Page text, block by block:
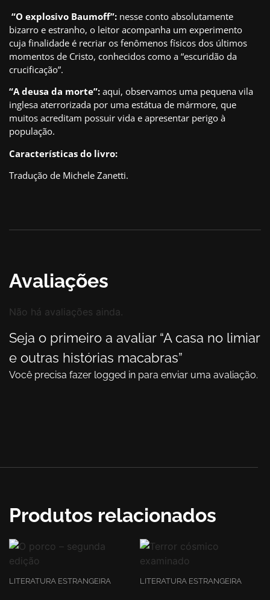
“O explosivo Baumoff”: nesse conto absolutamente
bizarro e estranho, o leitor acompanha um experimento
cuja finalidade é recriar os fenômenos físicos dos últimos
momentos de Cristo, conhecidos como a “escuridão da
crucificação”.
“A deusa da morte”: aqui, observamos uma pequena vila
inglesa aterrorizada por uma estátua de mármore, que
muitos acreditam possuir vida e apresentar perigo à
população.
Características do livro:
Tradução de Michele Zanetti.
Avaliações
Não há avaliações ainda.
Seja o primeiro a avaliar “A casa no limiar
e outras histórias macabras”
Você precisa fazer logged in para enviar uma avaliação.
Produtos relacionados
LITERATURA ESTRANGEIRA LITERATURA ESTRANGEIRA